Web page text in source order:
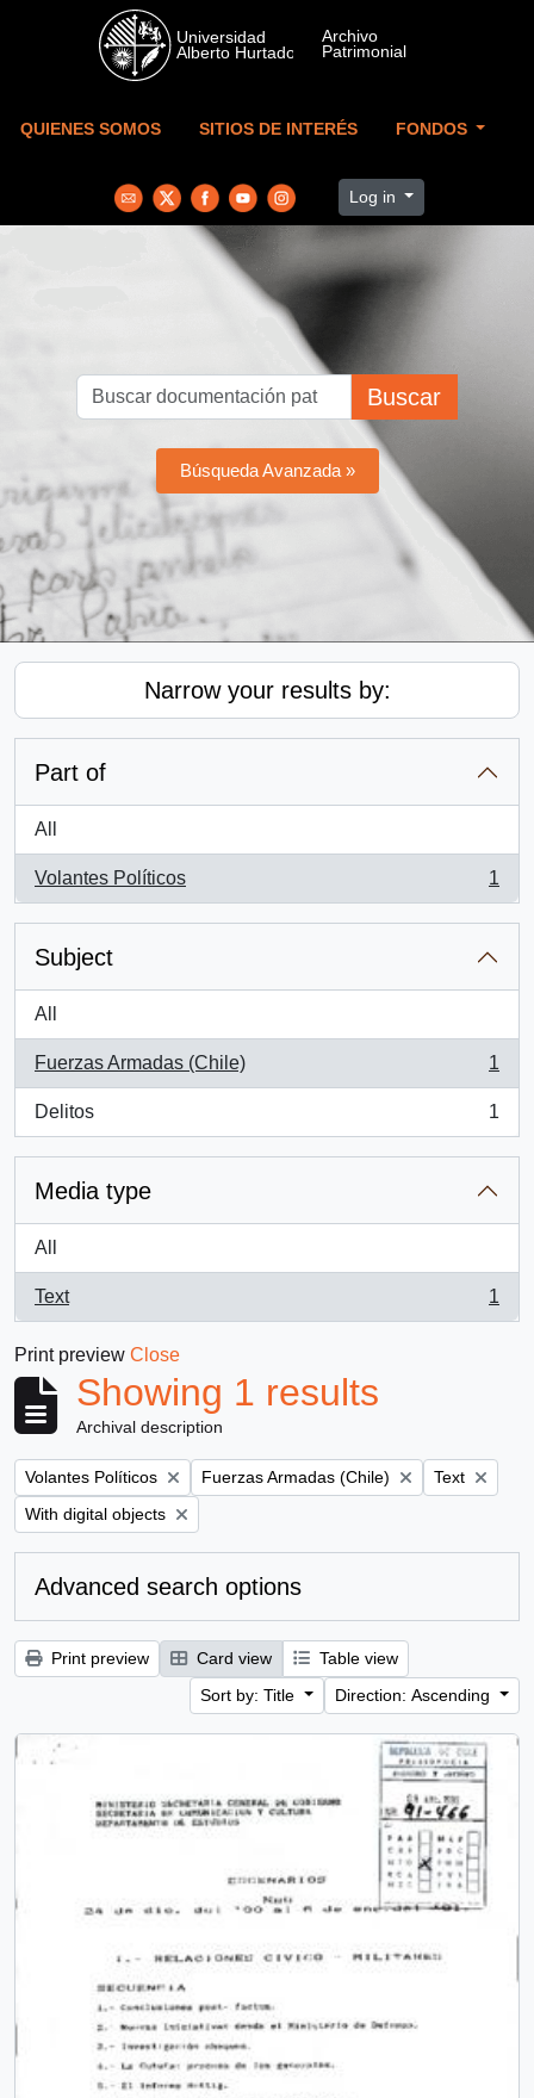
Skip to main content
QUIENES SOMOS SITIOS DE INTERÉS FONDOS
Log in
Buscar
Búsqueda Avanzada »
Narrow your results by:
Part of
All
Volantes Políticos
, 1 results
1
Subject
All
Fuerzas Armadas (Chile)
, 1 results
1
Delitos
, 1 results
1
Media type
All
Text
, 1 results
1
Print preview Close
Showing 1 results
Archival description
Remove filter:
Volantes Políticos Remove filter:
Fuerzas Armadas (Chile) Remove
Text
Remove filter:
With digital objects
Advanced search options
Print preview Card view
Table view
Sort by: Title
Direction: Ascending